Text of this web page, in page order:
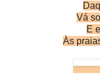
Vá
E
Às